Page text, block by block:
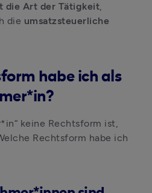
die Art der Tätigkeit,
die umsatzsteuerliche
habe ich als
keine Rechtsform ist,
Rechtsform habe ich